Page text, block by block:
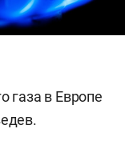
газа в Европе